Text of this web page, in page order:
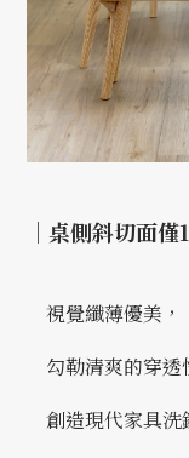
｜ 桌側斜切面僅
視覺纖薄優美，
勾勒清爽的穿透
創造現代家具洗